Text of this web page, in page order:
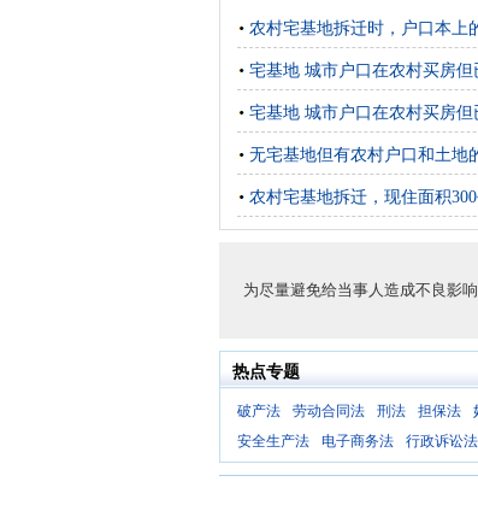
农村宅基地拆迁时，户口本上
宅基地 城市户口在农村买房
宅基地 城市户口在农村买房
无宅基地但有农村户口和土地
农村宅基地拆迁，现住面积
为尽量避免给当事人造成不良影
热点专题
破产法 劳动合同法 刑法 担保法
安全生产法
电子商务法 行政诉讼法